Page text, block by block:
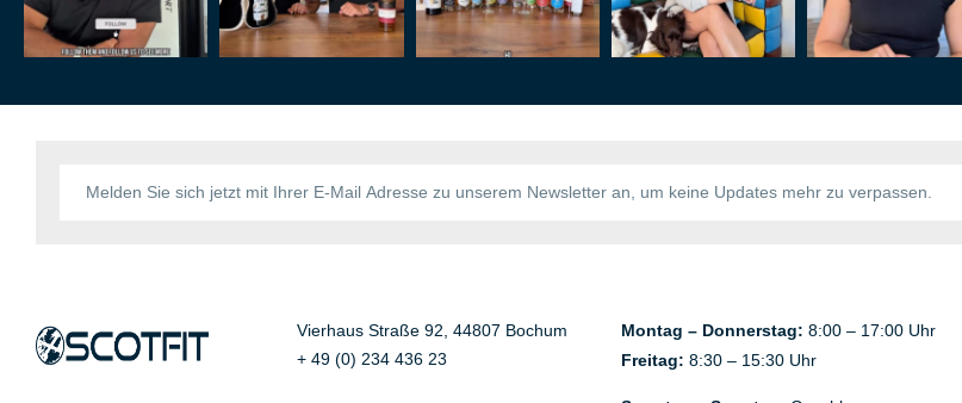
Vierhaus Straße 92, 44807 Bochum
+ 49 (0) 234 436 23
Montag – Donnerstag: 8:00 – 17:00 Uhr
Freitag: 8:30 – 15:30 Uhr